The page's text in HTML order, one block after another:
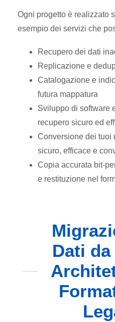
Ogni progetto è realizzato
esempio dei servizi che
Recupero dei dati
Replicazione e
Catalogazione e
futura mappatura
Sviluppo di software
recupero sicuro ed
Conversione dei tuoi
sicuro, efficace e
Copia accurata bit-
e restituzione nel
Dati